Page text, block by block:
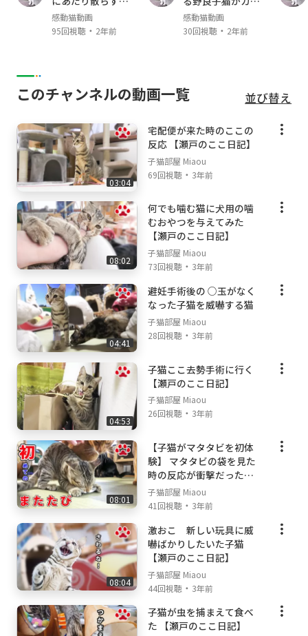
みみ Mimi (グレートラ gray tabby, female ♀;
April, 2015- )
まや Maya (茶白 red tabby and white, Male ♂;
るか Luca (アビシニアン レッド Abyssinian R
ed, male ♂ ;January 16, 2017-)
める Mer (アビシニアン ルディ Abyssinian Ru
らな Lana (サビ猫 tortoiseshell cat, female
♀; July, 2017- )
アリス Alice (スコティッシュ・フォールド Scot
tish fold mele ♂ April,2019- )
ここ Coco （キジトラ Brown Mackerel Tabby,
male ♂; May, 2021- ）
【猫部屋で使用している物】
木製お掃除簡単キャットサークル:https://yout
u.be/6VYYZS-Fk2o
ラプレ 壁高ネコトイレ ホワイト:https://yout
u.be/edAgsb9IPnc
【撮影機材】
Canon C200
Eos R
Sennheiser
クザ猫
感動猫動画
95回視聴・ 2年前
イイ
感動猫動画
30回視聴・ 2年前
このチャンネルの動画一覧 並び替え
03:04
宅配便が来た時のここの
反応 【瀬戸のここ日記】
子猫部屋 Miaou
69回視聴 ・ 3年前
08:02
何でも噛む猫に犬用の噛
むおやつを与えてみた
【瀬戸のここ日記】
子猫部屋 Miaou
73回視聴 ・ 3年前
04:41
避妊手術後の ○玉がなく
なった子猫を威嚇する猫
子猫部屋 Miaou
28回視聴 ・ 3年前
04:53
子猫ここ去勢手術に行く
【瀬戸のここ日記】
子猫部屋 Miaou
26回視聴 ・ 3年前
08:01
【子猫がマタタビを初体
験】 マタタビの袋を見た
時の反応が衝撃だった
【瀬戸のここ日記】
子猫部屋 Miaou
41回視聴 ・ 3年前
08:04
激おこ 新しい玩具に威
嚇ばかりしたいた子猫
【瀬戸のここ日記】
子猫部屋 Miaou
44回視聴 ・ 3年前
子猫が虫を捕まえて食べ
た 【瀬戸のここ日記】